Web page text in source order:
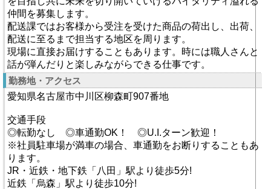
仲間を募集します。
配送課ではお客様から受注を受けた商品の荷出し、出荷、
配送に至るまで担当する地区を周ります。
現場に直接お届けすることもあります。時には職人さんと
話が弾んだりと楽しみながらできる仕事です。
勤務地・アクセス
愛知県名古屋市中川区柳森町907番地
交通手段
◎転勤なし ◎車通勤OK！ ◎U.I.ターン歓迎！
※社員駐車場が満車の場合、車通勤をお断りすることもあ
ります。
JR・近鉄・地下鉄「八田」駅より徒歩5分!
近鉄「烏森」駅より徒歩10分!